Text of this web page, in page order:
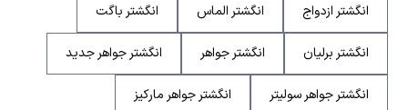
انگشتر ازدواج انگشتر الماس انگشتر باگت
انگشتر برلیان انگشتر جواهر انگشتر جواهر جدید
انگشتر جواهر سولیتر انگشتر جواهر مارکیز